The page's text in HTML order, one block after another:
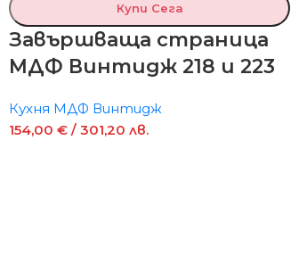
Купи Сега
Завършваща страница
МДФ Винтидж 218 и 223
Кухня МДФ Винтидж
154,00 € / 301,20 лв.